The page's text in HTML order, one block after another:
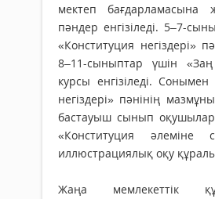
мектеп бағдарламасына
пәндер енгізіледі. 5–7-
«Конституция негіздері»
8–11-сыныптар үшін
курсы енгізіледі.
негіздері» пәнінің
бастауыш сынып
«Конституция әлеміне
иллюстрациялық оқу құралы
Жаңа мемлекеттік